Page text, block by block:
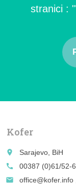
stranici :
Kofer
place
Sarajevo, BiH
call
00387 (0)61/52-
email